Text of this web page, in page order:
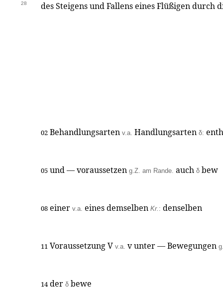
28 des Steigens und Fallens eines Flüßigen durch
02 Behandlungsarten v.a. Handlungsarten δ:
05 und — voraussetzen g.Z. am Rande. auch δ bew
08 einer v.a. eines demselben Kr. : denselben
11 Voraussetzung V v.a. v unter — Bewegungen
14 der δ bewe